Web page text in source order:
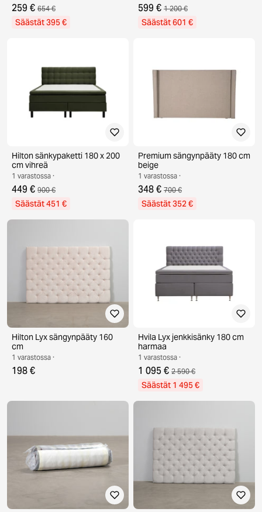
259 € 654 €
Säästät 395 €
599 € 1 200 €
Säästät 601 €
Hilton sänkypaketti 180 x 200
cm vihreä
1 varastossa ·
449 € 900 €
Säästät 451 €
Premium sängynpääty 180 cm
beige
1 varastossa ·
348 € 700 €
Säästät 352 €
Hilton Lyx sängynpääty 160
cm
1 varastossa ·
198 €
Hvila Lyx jenkkisänky 180 cm
harmaa
1 varastossa ·
1 095 € 2 590 €
Säästät 1 495 €